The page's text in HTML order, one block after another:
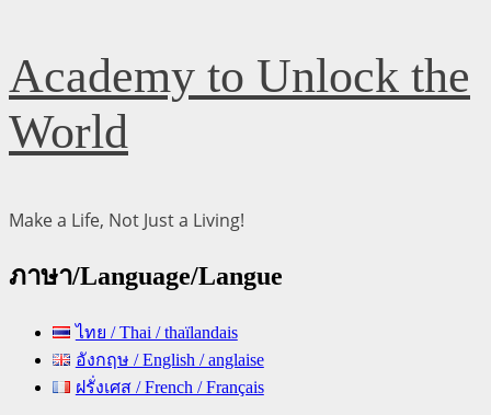
Skip
to
content
Academy to Unlock the
World
Make a Life, Not Just a Living!
ภาษา/Language/Langue
ไทย / Thai / thaïlandais
อังกฤษ / English / anglaise
ฝรั่งเศส / French / Français